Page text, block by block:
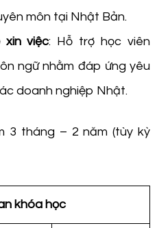
môn tại Nhật Bản.
xin việc: Hỗ trợ học viên
ngữ nhằm đáp ứng yêu
doanh nghiệp Nhật.
3 tháng – 2 năm (tùy kỳ
khóa học